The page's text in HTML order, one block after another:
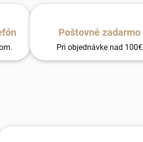
Poštovné zadarmo
Pri objednávke nad 100€